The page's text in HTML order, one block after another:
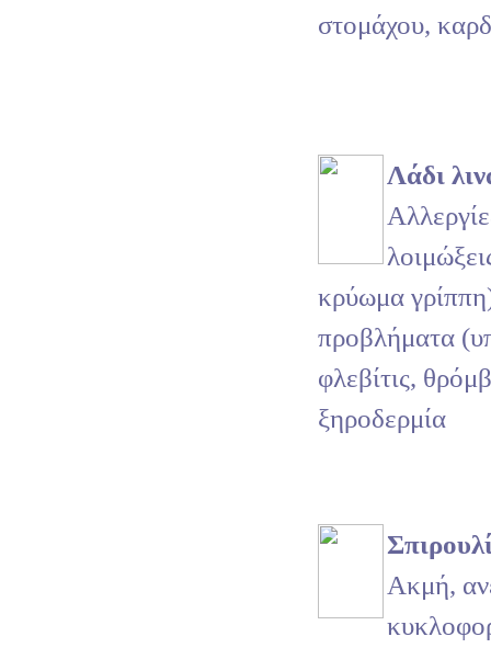
στομάχου,
Λάδι
κρύωμα
προβλήματα
φλεβίτις,
ξηροδερμία
Ακμή,